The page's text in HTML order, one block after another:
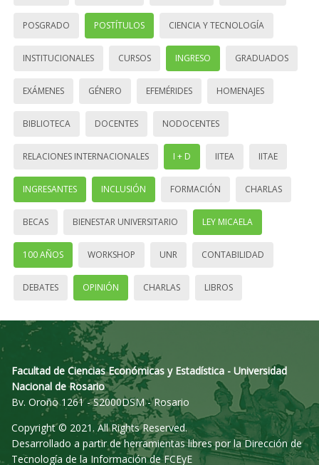
POSGRADO POSTÍTULOS CIENCIA Y TECNOLOGÍA
INSTITUCIONALES CURSOS INGRESO GRADUADOS
EXÁMENES GÉNERO EFEMÉRIDES HOMENAJES
BIBLIOTECA DOCENTES NODOCENTES
RELACIONES INTERNACIONALES I + D IITEA IITAE
INGRESANTES INCLUSIÓN FORMACIÓN CHARLAS
BECAS BIENESTAR UNIVERSITARIO LEY MICAELA
100 AÑOS WORKSHOP UNR CONTABILIDAD
DEBATES OPINIÓN CHARLAS LIBROS
Facultad de Ciencias Económicas y Estadística - Universidad
Nacional de Rosario
Bv. Oroño 1261 - S2000DSM - Rosario
Copyright © 2021. All Rights Reserved.
Desarrollado a partir de herramientas libres por la Dirección de
Tecnología de la Información de FCEyE